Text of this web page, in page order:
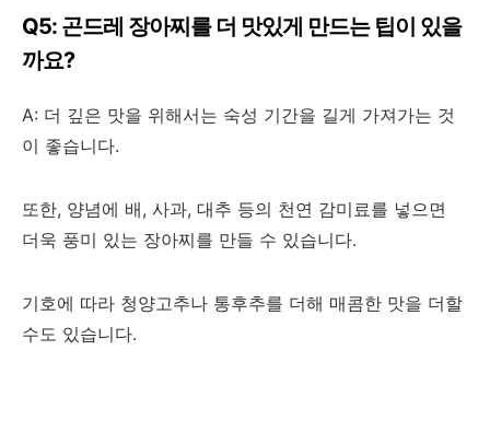
Q5: 곤드레 장아찌를 더 맛있게 만드는 팁이 있을
까요?
A: 더 깊은 맛을 위해서는 숙성 기간을 길게 가져가는 것
이 좋습니다.
또한, 양념에 배, 사과, 대추 등의 천연 감미료를 넣으면
더욱 풍미 있는 장아찌를 만들 수 있습니다.
기호에 따라 청양고추나 통후추를 더해 매콤한 맛을 더할
수도 있습니다.